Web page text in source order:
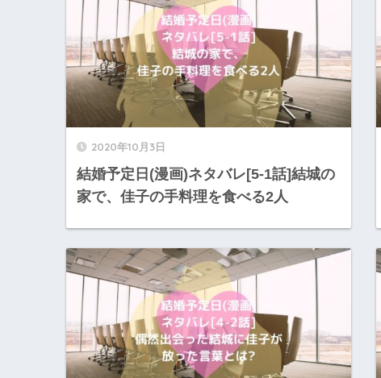
2020年10月3日
結婚予定日(漫画)ネタバレ[5-1話]結城の
家で、佳子の手料理を食べる2人